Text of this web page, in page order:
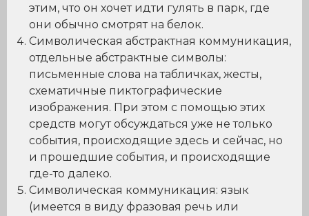
этим, что он хочет идти гулять в парк, где
они обычно смотрят на белок.
Символическая абстрактная коммуникация,
отдельные абстрактные символы:
письменные слова на табличках, жесты,
схематичные пиктографические
изображения. При этом с помощью этих
средств могут обсуждаться уже не только
события, происходящие здесь и сейчас, но
и прошедшие события, и происходящие
где-то далеко.
Символическая коммуникация: язык
(имеется в виду фразовая речь или